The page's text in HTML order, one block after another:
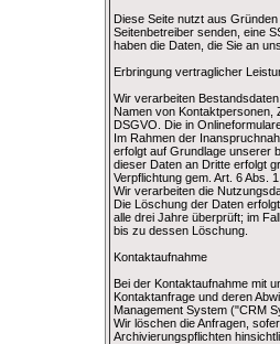
Diese Seite nutzt aus
Seitenbetreiber senden, eine
haben die Daten, die Sie an
Erbringung vertraglicher
Wir verarbeiten
Namen von Kontaktpersonen,
DSGVO. Die in
Im Rahmen der
erfolgt auf Grundlage unserer
dieser Daten an Dritte erfolgt
Verpflichtung gem. Art. 6 Abs.
Wir verarbeiten die
Die Löschung der Daten
alle drei Jahre überprüft; im
bis zu dessen Löschung.
Kontaktaufnahme
Bei der Kontaktaufnahme mit
Kontaktanfrage und deren
Management System ("CRM
Wir löschen die Anfragen,
Archivierungspflichten